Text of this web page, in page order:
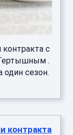
с
.
один сезон.
контракта